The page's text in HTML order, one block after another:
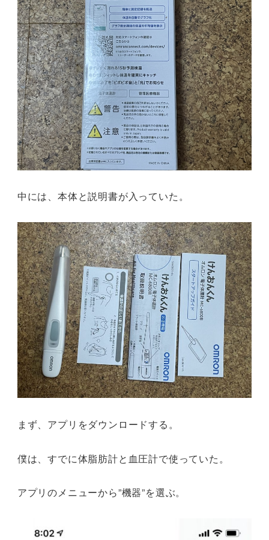
中には、本体と説明書が入っていた。
まず、アプリをダウンロードする。
僕は、すでに体脂肪計と血圧計で使っていた。
アプリのメニューから”機器”を選ぶ。